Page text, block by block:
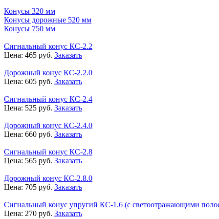
Конусы 320 мм
Конусы дорожные 520 мм
Конусы 750 мм
Сигнальный конус КС-2.2
Цена: 465 руб. Заказать
Дорожный конус КС-2.2.0
Цена: 605 руб. Заказать
Сигнальный конус КС-2.4
Цена: 525 руб. Заказать
Дорожный конус КС-2.4.0
Цена: 660 руб. Заказать
Сигнальный конус КС-2.8
Цена: 565 руб. Заказать
Дорожный конус КС-2.8.0
Цена: 705 руб. Заказать
Сигнальный конус упругий КС-1.6 (с светоотражающими
Цена: 270 руб. Заказать